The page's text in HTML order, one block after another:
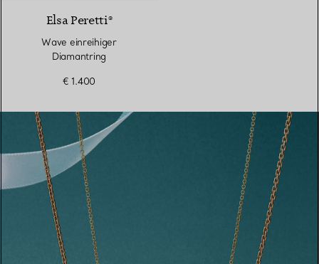
Elsa Peretti®
Wave einreihiger
Diamantring
€ 1.400